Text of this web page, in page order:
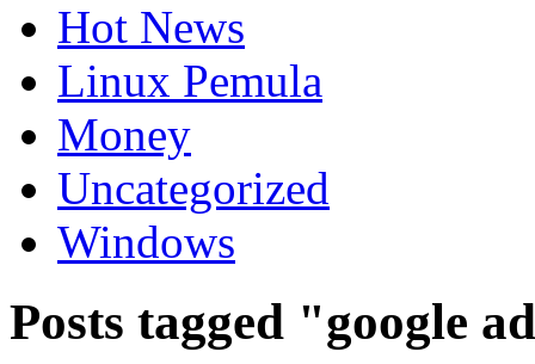
Hot News
Linux Pemula
Money
Uncategorized
Windows
Posts tagged "google